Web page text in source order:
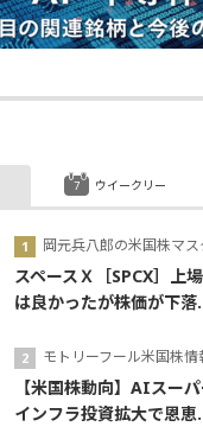
岡元兵八郎の米国株マ
スペースＸ［SPCX］上
は良かったが株価が下落
モトリーフール米国株情
【米国株動向】AIスー
インフラ投資拡大で恩恵
ウイークリー